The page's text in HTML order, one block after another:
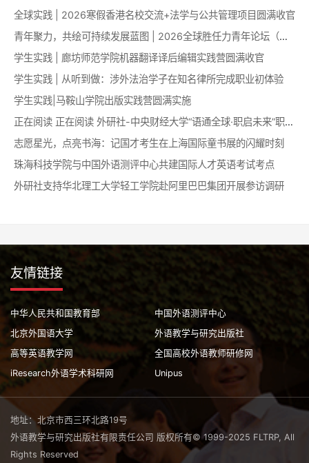
全球实践 | 2026寒假香港名校交流+法学与公共管理项目圆满收官
青年聚力，共绘可持续发展蓝图 | 2026全球胜任力青年论坛（澳门）成功举办！
学生实践 | 廊坊师范学院机器翻译译后编辑实践营圆满收官
学生实践 | 从听到做：涉外法治学子在知名律所完成职业初体验
学生实践|马鞍山学院出版实践营圆满实施
正在阅读 正在阅读 外研社-中央财经大学“语通全球·职启未来”职业认知拓展训练营成功举办
志愿星光，点亮书海：记国才考生在上海国际童书展的闪耀时刻
珠海科技学院与中国外语测评中心共建国际人才英语考试考点
外研社支持华北理工大学轻工学院赴阿里巴巴集团开展参访调研
友情链接
中华人民共和国教育部
中国外语测评中心
北京外国语大学
外语教学与研究出版社
高等英语教学网
全国高校外语教师研修网
iResearch外语学术科研网
Unipus
地址：北京市西三环北路19号
外语教学与研究出版社有限责任公司 版权所有© 1999-2025 FLTRP, All
Rights Reserved